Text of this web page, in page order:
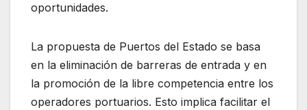
oportunidades.
La propuesta de Puertos del Estado se basa
en la eliminación de barreras de entrada y en
la promoción de la libre competencia entre los
operadores portuarios. Esto implica facilitar el